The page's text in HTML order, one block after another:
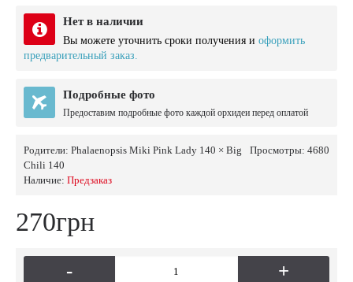
Нет в наличии
Вы можете уточнить сроки получения и оформить
предварительный заказ.
Подробные фото
Предоставим подробные фото каждой орхидеи перед оплатой
Просмотры: 4680
Родители: Phalaenopsis Miki Pink Lady 140 × Big
Chili 140
Наличие: Предзаказ
270грн
- +